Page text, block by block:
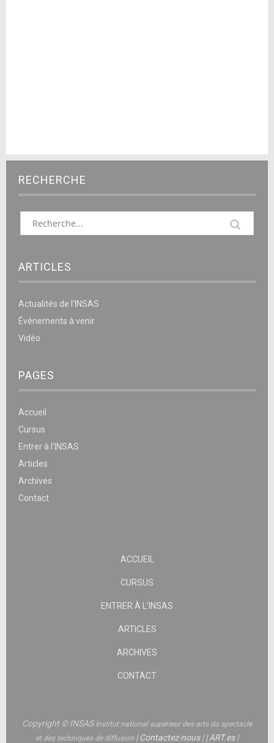
RECHERCHE
ARTICLES
Actualités de l’INSAS
Événements à venir
Vidéo
PAGES
Accueil
Cursus
Entrer à l’INSAS
Articles
Archives
Contact
ACCUEIL
CURSUS
ENTRER À L’INSAS
ARTICLES
ARCHIVES
CONTACT
Copyright © INSASInstitut national supérieur des arts du spectacle
et des techniques de diffusion |Contactez-nous||ART.es|